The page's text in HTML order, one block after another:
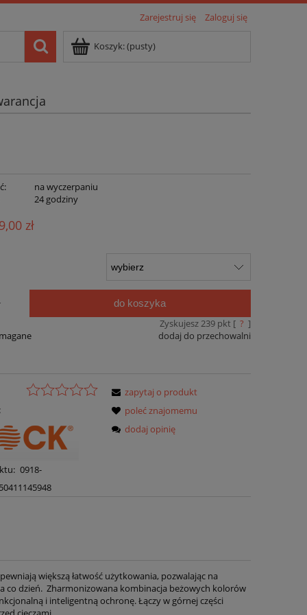
Zarejestruj się Zaloguj się
Koszyk:(pusty)
na wyczerpaniu
24 godziny
zł
do koszyka
Zyskujesz239pkt [ ? ]
dodaj do przechowalni
0918-
zapytaj o produkt
poleć znajomemu
dodaj opinię
większą łatwość użytkowania, pozwalając na
co dzień. Zharmonizowana kombinacja beżowych kolorów
i inteligentną ochronę. Łączy w górnej części